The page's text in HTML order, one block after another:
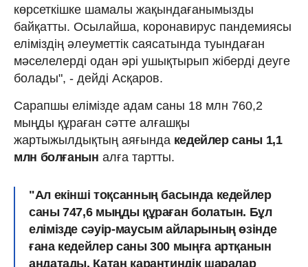
көрсеткішке шамалы жақындағанымызды
байқатты. Осылайша, коронавирус пандемиясы
еліміздің әлеуметтік саясатында туындаған
мәселелерді одан әрі ушықтырып жіберді деуге
болады", - дейді Асқаров.
Сарапшы елімізде адам саны 18 млн 760,2
мыңды құраған сәтте алғашқы
жартыжылдықтың аяғында кедейлер саны 1,1
млн болғанын алға тартты.
"Ал екінші тоқсанның басында кедейлер
саны 747,6 мыңды құраған болатын. Бұл
елімізде сәуір-маусым айларының өзінде
ғана кедейлер саны 300 мыңға артқанын
аңдатады. Қатаң карантиндік шаралар